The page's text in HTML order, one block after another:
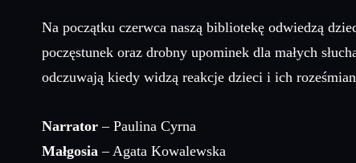
Na początku czerwca naszą bibliotekę odwiedzą
poczęstunek oraz drobny upominek dla małych
odczuwają kiedy widzą reakcje dzieci i ich
Narrator – Paulina Cyrna
Małgosia – Agata Kowalewska